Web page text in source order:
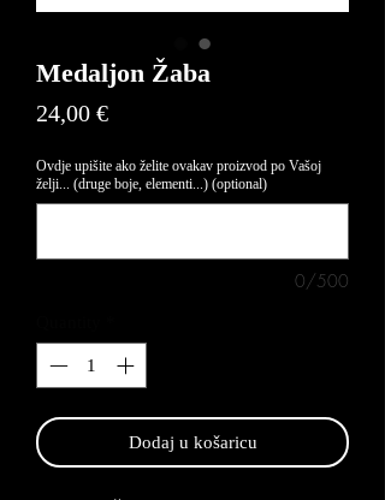
Medaljon Žaba
24,00 €Price
Ovdje upišite ako želite ovakav proizvod po Vašoj
želji... (druge boje, elementi...) (optional)
0/500
Dodaj u košaricu